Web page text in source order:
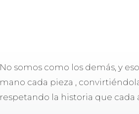
No somos como los demás, y
mano cada pieza ,
respetando la historia que cada